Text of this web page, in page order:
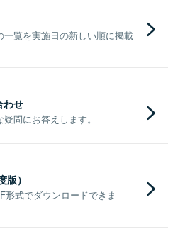
覧を実施日の新しい順に掲載
わせ
問にお答えします。
）
形式でダウンロードできま